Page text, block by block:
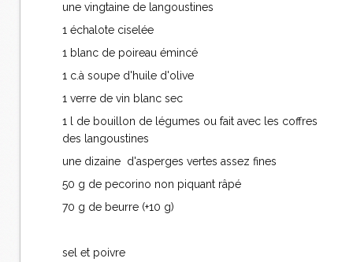
une vingtaine de langoustines
1 échalote ciselée
1 blanc de poireau émincé
1 c.à soupe d'huile d'olive
1 verre de vin blanc sec
1 l de bouillon de légumes ou fait avec les coffres
des langoustines
une dizaine d'asperges vertes assez fines
50 g de pecorino non piquant râpé
70 g de beurre (+10 g)
sel et poivre